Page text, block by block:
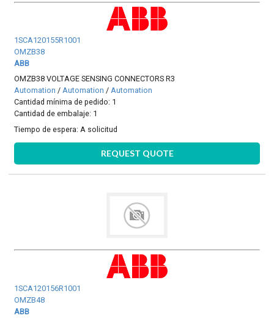
1SCA120155R1001
OMZB38
ABB
OMZB38 VOLTAGE SENSING CONNECTORS R3
Automation /Automation /Automation
Cantidad mínima de pedido: 1
Cantidad de embalaje: 1
Tiempo de espera: A solicitud
REQUEST QUOTE
1SCA120156R1001
OMZB48
ABB